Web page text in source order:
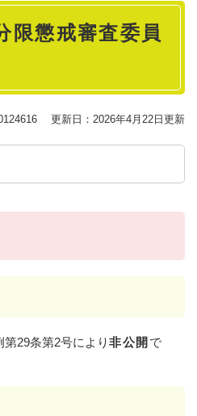
限懲戒審査委員
更新日：2026年4月22日更新
29条第2号により非公開 で